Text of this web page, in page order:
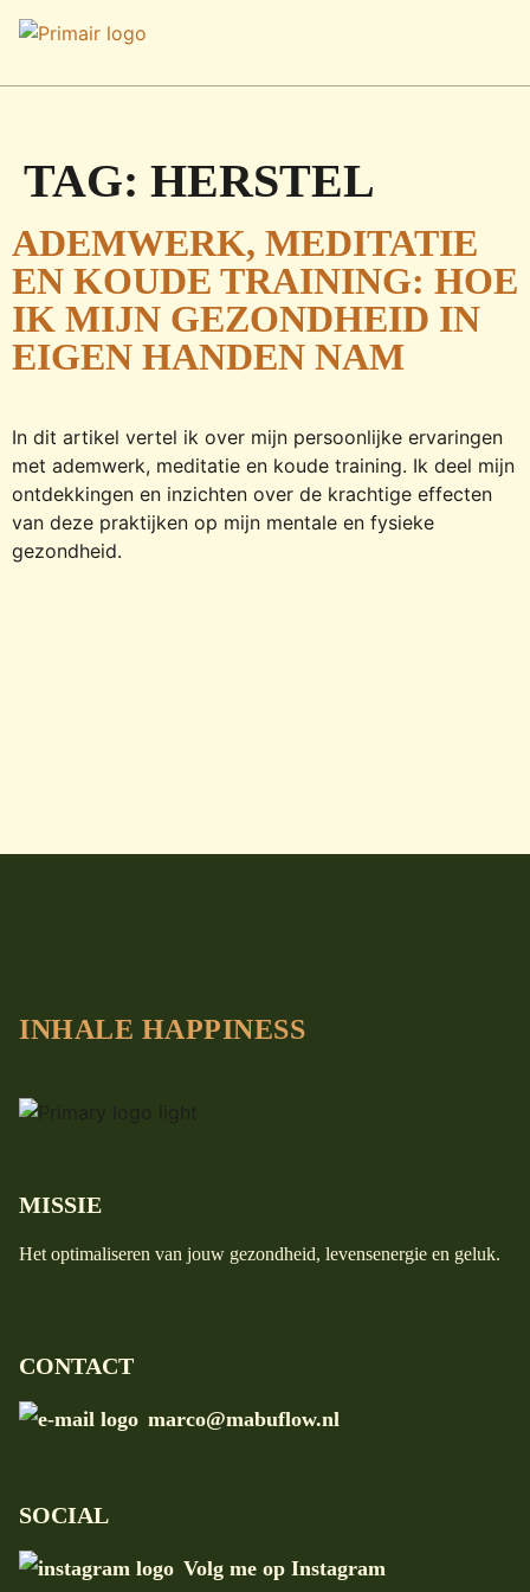
TAG: HERSTEL
ADEMWERK, MEDITATIE
EN KOUDE TRAINING: HOE
IK MIJN GEZONDHEID IN
EIGEN HANDEN NAM
In dit artikel vertel ik over mijn persoonlijke ervaringen
met ademwerk, meditatie en koude training. Ik deel mijn
ontdekkingen en inzichten over de krachtige effecten
van deze praktijken op mijn mentale en fysieke
gezondheid.
INHALE HAPPINESS
MISSIE
Het optimaliseren van jouw gezondheid, levensenergie en geluk.
CONTACT
marco@mabuflow.nl
SOCIAL
Volg me op Instagram